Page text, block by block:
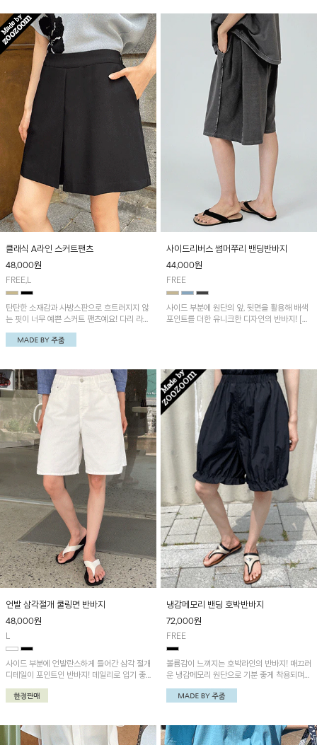
클래식 A라인 스커트팬츠
48,000원
FREE,L
탄탄한 소재감과 사방스판으로 흐트러지지 않
는 핏이 너무 예쁜 스커트 팬츠예요! 다리 라인
이 예뻐보이는 기장이랍니다~
사이드리버스 썸머쭈리 밴딩반바지
44,000원
FREE
사이드 부분에 원단의 앞, 뒷면을 활용해 배색
포인트를 더한 유니크한 디자인의 반바지! [디
언발 삼각절개 쿨링면 반바지
48,000원
L
사이드 부분에 언발란스하게 들어간 삼각 절개
디테일이 포인트인 반바지! 데일리로 입기 좋
아요~
냉감메모리 밴딩 호박반바지
72,000원
FREE
볼륨감이 느껴지는 호박라인의 반바지! 매끄러
운 냉감메모리 원단으로 기분 좋게 착용되며
데일리 하게 코디하기 GOOD! '밑단벌룬 쿨메
모리 블라우스'와 함께 착용하시면 더욱 멋스